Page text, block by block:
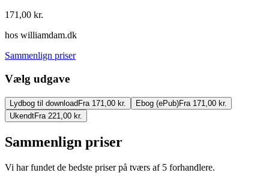
171,00 kr.
hos williamdam.dk
Sammenlign priser
Vælg udgave
Lydbog til download Fra 171,00 kr. Ebog (ePub)Fra 171,00 kr.
UkendtFra 221,00 kr.
Sammenlign priser
Vi har fundet de bedste priser på tværs af 5 forhandlere.